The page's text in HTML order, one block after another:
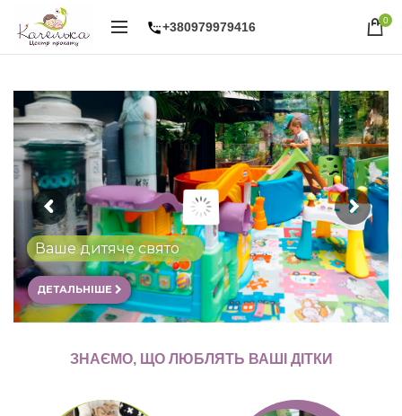
+380979979416 0
Надувні атракціони
ДЕТАЛЬНІШЕ
ЗНАЄМО, ЩО ЛЮБЛЯТЬ ВАШІ ДІТКИ